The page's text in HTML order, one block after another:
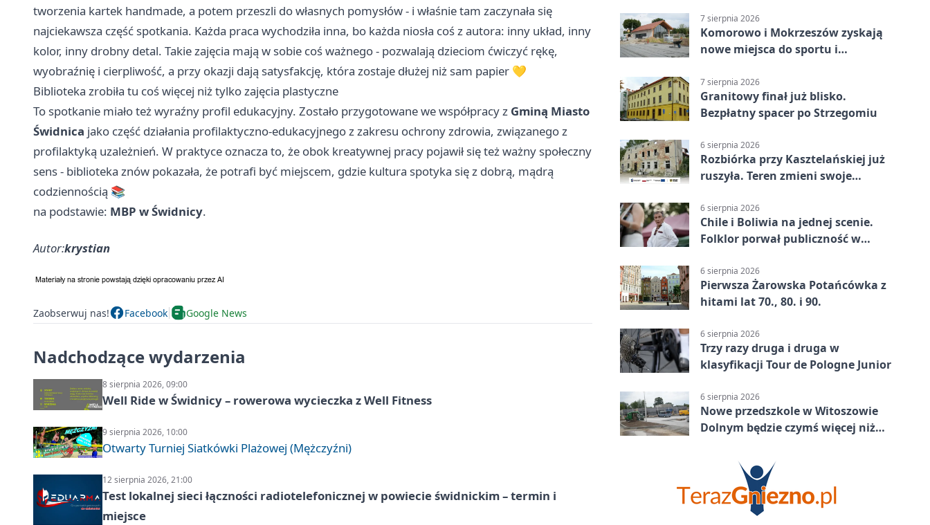
tworzenia kartek handmade, a potem przeszli do własnych pomysłów - i właśnie tam zaczynała się
najciekawsza część spotkania. Każda praca wychodziła inna, bo każda niosła coś z autora: inny układ, inny
kolor, inny drobny detal. Takie zajęcia mają w sobie coś ważnego - pozwalają dzieciom ćwiczyć rękę,
wyobraźnię i cierpliwość, a przy okazji dają satysfakcję, która zostaje dłużej niż sam papier 💛
Biblioteka zrobiła tu coś więcej niż tylko zajęcia plastyczne
To spotkanie miało też wyraźny profil edukacyjny. Zostało przygotowane we współpracy z Gminą Miasto
Świdnica jako część działania profilaktyczno-edukacyjnego z zakresu ochrony zdrowia, związanego z
profilaktyką uzależnień. W praktyce oznacza to, że obok kreatywnej pracy pojawił się też ważny społeczny
sens - biblioteka znów pokazała, że potrafi być miejscem, gdzie kultura spotyka się z dobrą, mądrą
codziennością 📚
na podstawie: MBP w Świdnicy.
Autor:krystian
Zaobserwuj nas! Facebook Google News
Nadchodzące wydarzenia
8 sierpnia 2026, 09:00
Well Ride w Świdnicy – rowerowa wycieczka z Well Fitness
9 sierpnia 2026, 10:00
Otwarty Turniej Siatkówki Plażowej (Mężczyźni)
12 sierpnia 2026, 21:00
Test lokalnej sieci łączności radiotelefonicznej w powiecie świdnickim – termin i
miejsce
7 sierpnia 2026
Komorowo i Mokrzeszów zyskają
nowe miejsca do sportu i
7 sierpnia 2026
Granitowy finał już blisko.
Bezpłatny spacer po Strzegomiu
6 sierpnia 2026
Rozbiórka przy Kasztelańskiej już
ruszyła. Teren zmieni swoje
6 sierpnia 2026
Chile i Boliwia na jednej scenie.
Folklor porwał publiczność w
6 sierpnia 2026
Pierwsza Żarowska Potańcówka z
hitami lat 70., 80. i 90.
6 sierpnia 2026
Trzy razy druga i druga w
klasyfikacji Tour de Pologne Junior
6 sierpnia 2026
Nowe przedszkole w Witoszowie
Dolnym będzie czymś więcej niż